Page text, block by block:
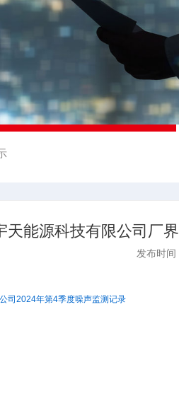
天能源科技有限公司厂
发布时
司2024年第4季度噪声监测记录